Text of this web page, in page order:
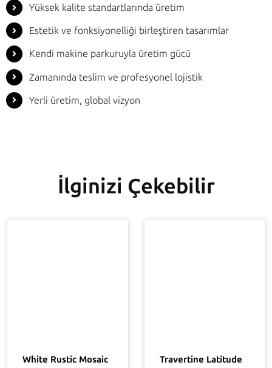
Yüksek kalite standartlarında üretim
Estetik ve fonksiyonelliği birleştiren tasarımlar
Kendi makine parkuruyla üretim gücü
Zamanında teslim ve profesyonel lojistik
Yerli üretim, global vizyon
İlginizi Çekebilir
White Rustic Mosaic Travertine Latitude